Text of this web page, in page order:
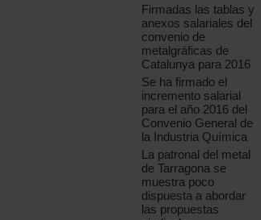
Firmadas las tablas y
anexos salariales del
convenio de
metalgráficas de
Catalunya para 2016
Se ha firmado el
incremento salarial
para el año 2016 del
Convenio General de
la Industria Química
La patronal del metal
de Tarragona se
muestra poco
dispuesta a abordar
las propuestas